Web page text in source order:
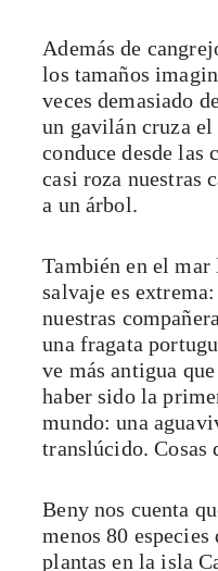
Además de
los tamaños
veces demasiado
un gavilán cruza el
conduce desde las
casi roza nuestras
a un árbol.
También en el
salvaje es
nuestras
una fragata
ve más antigua
haber sido la
mundo: una
translúcido. Cosas
Beny nos cuenta
menos 80
plantas en la isla